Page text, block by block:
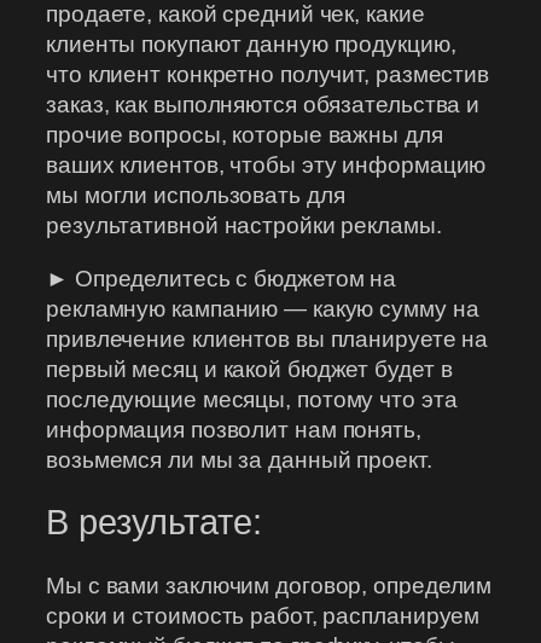
продаете, какой средний чек, какие
клиенты покупают данную продукцию,
что клиент конкретно получит, разместив
заказ, как выполняются обязательства и
прочие вопросы, которые важны для
ваших клиентов, чтобы эту информацию
мы могли использовать для
результативной настройки рекламы.
► Определитесь с бюджетом на
рекламную кампанию — какую сумму на
привлечение клиентов вы планируете на
первый месяц и какой бюджет будет в
последующие месяцы, потому что эта
информация позволит нам понять,
возьмемся ли мы за данный проект.
В результате:
Мы с вами заключим договор, определим
сроки и стоимость работ, распланируем